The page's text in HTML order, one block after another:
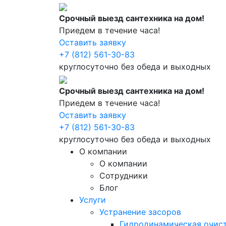
Срочный выезд сантехника на дом!
Приедем в течение часа!
Оставить заявку
+7 (812) 561-30-83
круглосуточно без обеда и выходных
Срочный выезд сантехника на дом!
Приедем в течение часа!
Оставить заявку
+7 (812) 561-30-83
круглосуточно без обеда и выходных
О компании
О компании
Сотрудники
Блог
Услуги
Устранение засоров
Гидродинамическая